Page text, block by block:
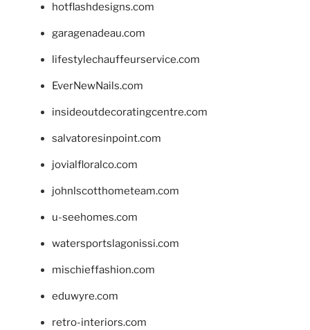
hotflashdesigns.com
garagenadeau.com
lifestylechauffeurservice.com
EverNewNails.com
insideoutdecoratingcentre.com
salvatoresinpoint.com
jovialfloralco.com
johnlscotthometeam.com
u-seehomes.com
watersportslagonissi.com
mischieffashion.com
eduwyre.com
retro-interiors.com